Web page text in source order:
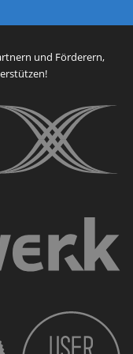
und Förderern,